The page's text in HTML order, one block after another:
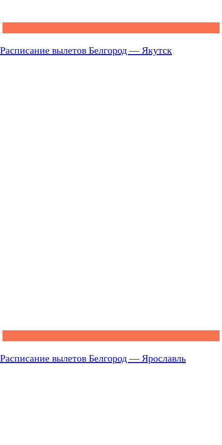
Расписание вылетов Белгород — Якутск
Расписание вылетов Белгород — Ярославль